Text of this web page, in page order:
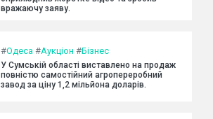
вражаючу заяву.
#Одеса #Аукціон #Бізнес
У Сумській області виставлено на продаж
повністю самостійний агропереробний
завод за ціну 1,2 мільйона доларів.